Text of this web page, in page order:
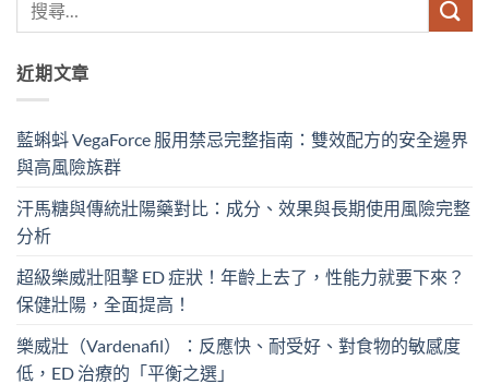
近期文章
藍蝌蚪 VegaForce 服用禁忌完整指南：雙效配方的安全邊界
與高風險族群
汗馬糖與傳統壯陽藥對比：成分、效果與長期使用風險完整
分析
超級樂威壯阻擊 ED 症狀！年齡上去了，性能力就要下來？
保健壯陽，全面提高！
樂威壯（Vardenafil）：反應快、耐受好、對食物的敏感度
低，ED 治療的「平衡之選」